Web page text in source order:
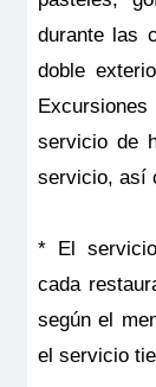
durante las
doble
servicio de
servicio, así
* El
cada
según el
el servicio